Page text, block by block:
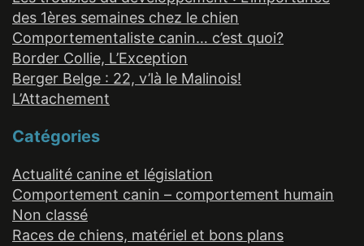
des 1ères semaines chez le chien
Comportementaliste canin… c’est quoi?
Border Collie, L’Exception
Berger Belge : 22, v’là le Malinois!
L’Attachement
Catégories
Actualité canine et législation
Comportement canin – comportement humain
Non classé
Races de chiens, matériel et bons plans